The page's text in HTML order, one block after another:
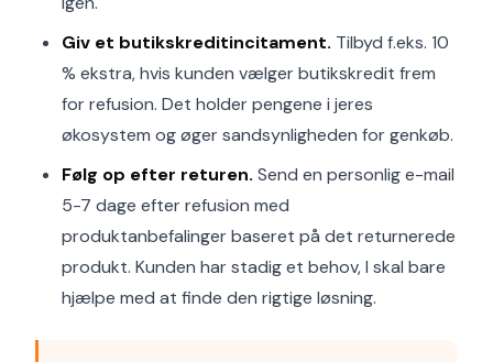
Giv et butikskreditincitament. Tilbyd f.eks. 10
% ekstra, hvis kunden vælger butikskredit frem
for refusion. Det holder pengene i jeres
økosystem og øger sandsynligheden for genkøb.
Følg op efter returen. Send en personlig e-mail
5-7 dage efter refusion med
produktanbefalinger baseret på det returnerede
produkt. Kunden har stadig et behov, I skal bare
hjælpe med at finde den rigtige løsning.